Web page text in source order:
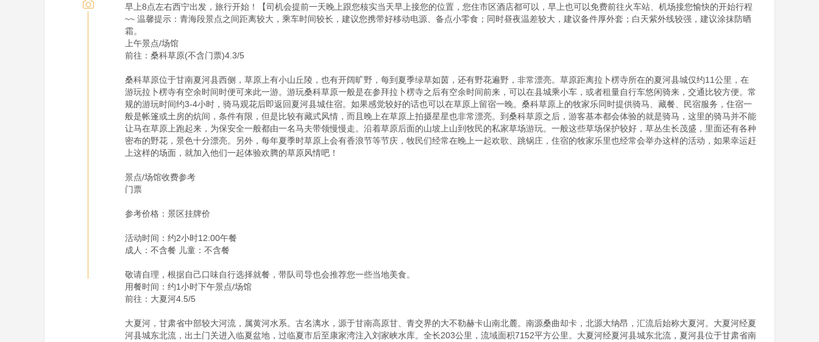
早上8点左右西宁出发，旅行开始！【司机会提前一天晚上跟您核实当天早上接您的位置，您住市区酒店都可以，早上也可以免费前往火车站、机场接您愉快的开始行程
~~ 温馨提示：青海段景点之间距离较大，乘车时间较长，建议您携带好移动电源、备点小零食；同时昼夜温差较大，建议备件厚外套；白天紫外线较强，建议涂抹防晒
霜。
上午景点/场馆
前往：桑科草原(不含门票)4.3/5
桑科草原位于甘南夏河县西侧，草原上有小山丘陵，也有开阔旷野，每到夏季绿草如茵，还有野花遍野，非常漂亮。草原距离拉卜楞寺所在的夏河县城仅约11公里，在
游玩拉卜楞寺有空余时间时便可来此一游。游玩桑科草原一般是在参拜拉卜楞寺之后有空余时间前来，可以在县城乘小车，或者租量自行车悠闲骑来，交通比较方便。常
规的游玩时间约3-4小时，骑马观花后即返回夏河县城住宿。如果感觉较好的话也可以在草原上留宿一晚。桑科草原上的牧家乐同时提供骑马、藏餐、民宿服务，住宿一
般是帐篷或土房的炕间，条件有限，但是比较有藏式风情，而且晚上在草原上拍摄星星也非常漂亮。到桑科草原之后，游客基本都会体验的就是骑马，这里的骑马并不能
让马在草原上跑起来，为保安全一般都由一名马夫带领慢慢走。沿着草原后面的山坡上山到牧民的私家草场游玩。一般这些草场保护较好，草丛生长茂盛，里面还有各种
密布的野花，景色十分漂亮。另外，每年夏季时草原上会有香浪节等节庆，牧民们经常在晚上一起欢歌、跳锅庄，住宿的牧家乐里也经常会举办这样的活动，如果幸运赶
上这样的场面，就加入他们一起体验欢腾的草原风情吧！
景点/场馆收费参考
门票
参考价格：景区挂牌价
活动时间：约2小时12:00午餐
成人：不含餐 儿童：不含餐
敬请自理，根据自己口味自行选择就餐，带队司导也会推荐您一些当地美食。
用餐时间：约1小时下午景点/场馆
前往：大夏河4.5/5
大夏河，甘肃省中部较大河流，属黄河水系。古名漓水，源于甘南高原甘、青交界的大不勒赫卡山南北麓。南源桑曲却卡，北源大纳昂，汇流后始称大夏河。大夏河经夏
河县城东北流，出土门关进入临夏盆地，过临夏市后至康家湾注入刘家峡水库。全长203公里，流域面积7152平方公里。大夏河经夏河县城东北流，夏河县位于甘肃省南